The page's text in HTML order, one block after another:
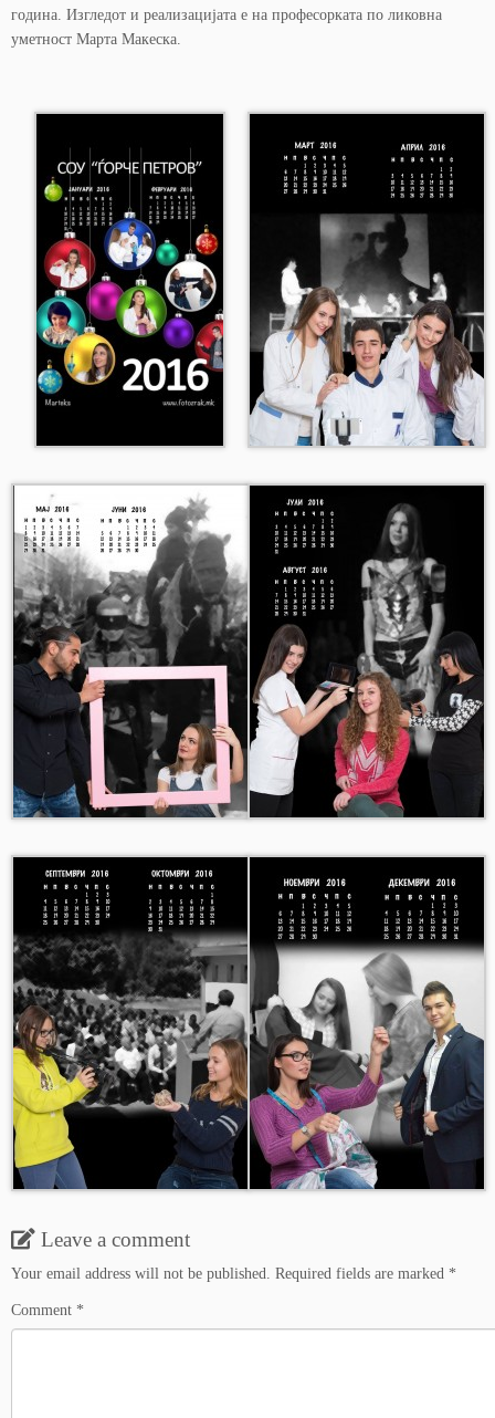
година. Изгледот и реализацијата е на професорката по ликовна
уметност Марта Макеска.
Leave a comment
Your email address will not be published. Required fields are marked *
Comment *